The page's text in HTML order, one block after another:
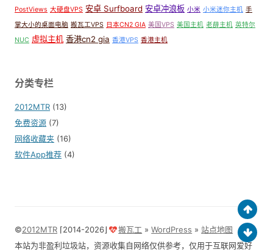
PostViews 大硬盘VPS 安卓 Surfboard 安卓冲浪板 小米 小米迷你主机 手
掌大小的桌面电脑 搬瓦工VPS 日本CN2 GIA 美国VPS 美国主机 老薛主机 英特尔
NUC 虚拟主机 香港cn2 gia 香港VPS 香港主机
分类专栏
2012MTR (13)
免费资源 (7)
网络收藏夹 (16)
软件App推荐 (4)
©2012MTR ⌈2014-2026⌋ 搬瓦工 »WordPress »站点地图
本站为非盈利垃圾站，资源收集自网络仅供参考，仅用于互联网爱好